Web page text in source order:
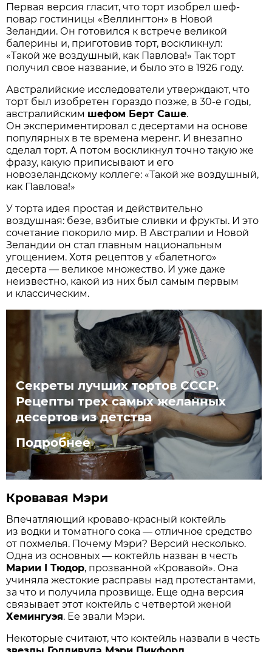
Первая версия гласит, что торт изобрел шеф-
повар гостиницы «Веллингтон» в Новой
Зеландии. Он готовился к встрече великой
балерины и, приготовив торт, воскликнул:
«Такой же воздушный, как Павлова!» Так торт
получил свое название, и было это в 1926 году.
Австралийские исследователи утверждают, что
торт был изобретен гораздо позже, в 30-е годы,
австралийским шефом Берт Саше.
Он экспериментировал с десертами на основе
популярных в те времена меренг. И внезапно
сделал торт. А потом воскликнул точно такую же
фразу, какую приписывают и его
новозеландскому коллеге: «Такой же воздушный,
как Павлова!»
У торта идея простая и действительно
воздушная: безе, взбитые сливки и фрукты. И это
сочетание покорило мир. В Австралии и Новой
Зеландии он стал главным национальным
угощением. Хотя рецептов у «балетного»
десерта — великое множество. И уже даже
неизвестно, какой из них был самым первым
и классическим.
Секреты лучших тортов СССР.
Рецепты трех самых желанных
десертов из детства
Подробнее
Кровавая Мэри
Впечатляющий кроваво-красный коктейль
из водки и томатного сока — отличное средство
от похмелья. Почему Мэри? Версий несколько.
Одна из основных — коктейль назван в честь
Марии I Тюдор, прозванной «Кровавой». Она
учиняла жестокие расправы над протестантами,
за что и получила прозвище. Еще одна версия
связывает этот коктейль с четвертой женой
Хемингуэя. Ее звали Мэри.
Некоторые считают, что коктейль назвали в честь